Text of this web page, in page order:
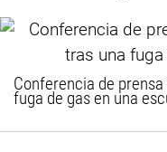
Conferencia de prensa
fuga de gas en una